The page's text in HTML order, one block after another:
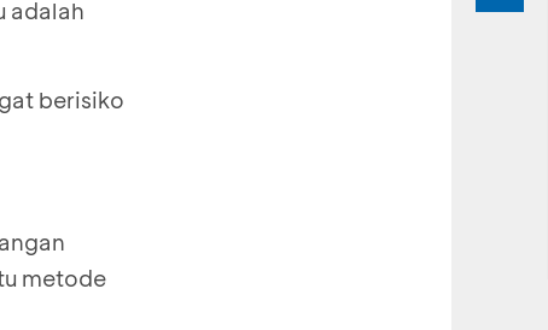
adalah
berisiko
metode